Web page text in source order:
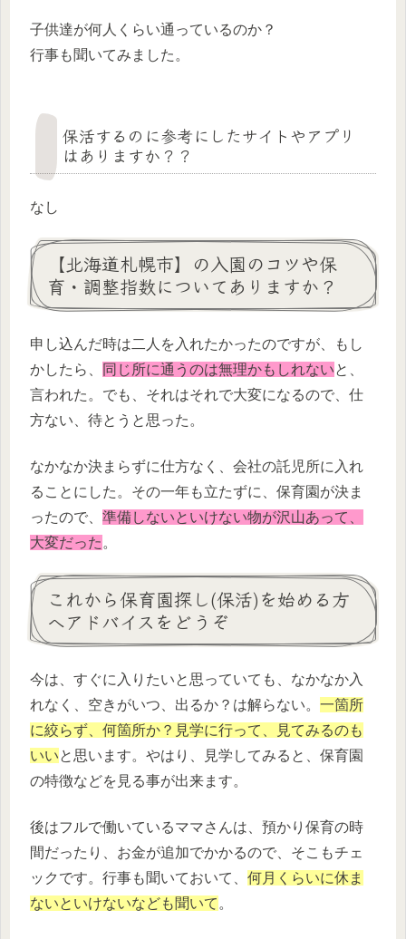
子供達が何人くらい通っているのか？
行事も聞いてみました。
保活するのに参考にしたサイトやアプリ
はありますか？？
なし
【北海道札幌市】の入園のコツや保
育・調整指数についてありますか？
申し込んだ時は二人を入れたかったのですが、もし
かしたら、
同じ所に通うのは無理かもしれないと、
言われた。でも、それはそれで大変になるので、仕
方ない、待とうと思った。
なかなか決まらずに仕方なく、会社の託児所に入れ
ることにした。その一年も立たずに、保育園が決ま
ったので、 準備しないといけない物が沢山あって、
大変だった 。
これから保育園探し(保活)を始める方
へアドバイスをどうぞ
今は、すぐに入りたいと思っていても、なかなか入
れなく、空きがいつ、出るか？は解らない。 一箇所
に絞らず、何箇所か？見学に行って、
見てみるのも
いいと思います。やはり、見学してみると、保育園
の特徴などを見る事が出来ます。
後はフルで働いているママさんは、預かり保育の時
間だったり、お金が追加でかかるので、そこもチェ
ックです。行事も聞いておいて、 何月くらいに休ま
ないといけないなども聞いて 。